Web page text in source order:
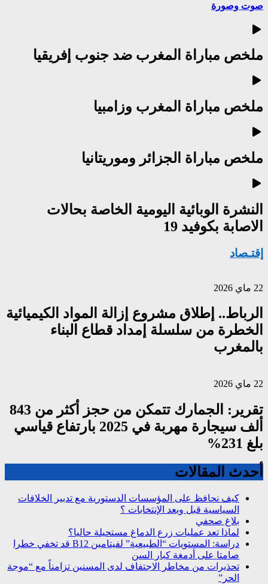
صوت وصورة
ملخص مباراة المغرب ضد جنوب إفريقيا
ملخص مباراة المغرب وزامبيا
ملخص مباراة الجزائر وموريتانيا
النشرة الوبائية اليومية الخاصة بحالات
الاصابة بكوفيد 19
إقتـصاد
22 ماي 2026
الرباط.. إطلاق مشروع إزالة المواد الكيميائية
الخطرة من سلسلة إمداد قطاع البناء
بالمغرب
22 ماي 2026
تقرير: الجمارك تتمكن من حجز أكثر من 843
ألف سيجارة مهربة في 2025 بارتفاع قياسي
بلغ 231%
أحدث المقالات
كيف نحافظ على المؤسسات الدستورية مع تدبير الخلافات
السياسية قبل وبعد الإنتخابات ؟
بلاغ صحفي
لماذا تعد عمليات زرع الدماغ مستحيلة حاليا؟
دراسة: المستويات “الطبيعية” لفيتامين B12 قد تخفي خطرا
صامتا على أدمغة كبار السن
تحذيرات من مخاطر الاجتفاف لدى المسنين تزامناً مع “موجة
الحر”